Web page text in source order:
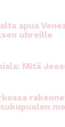
apua
uhreille
Mitä